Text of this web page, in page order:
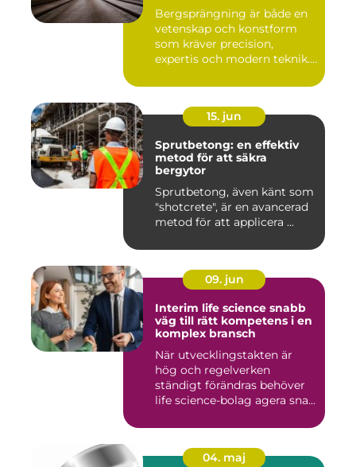
Bergsprängning är både en
vetenskap och konstform
som kräver precision,
expertis och modern teknik.
15. jun
Sprutbetong: en effektiv
metod för att säkra
bergytor
Sprutbetong, även känt som
"shotcrete", är en avancerad
metod för att applicera ...
09. jun
Interim life science snabb
väg till rätt kompetens i en
komplex bransch
När utvecklingstakten är
hög och regelverken
ständigt förändras behöver
life science-bolag agera sna...
04. maj